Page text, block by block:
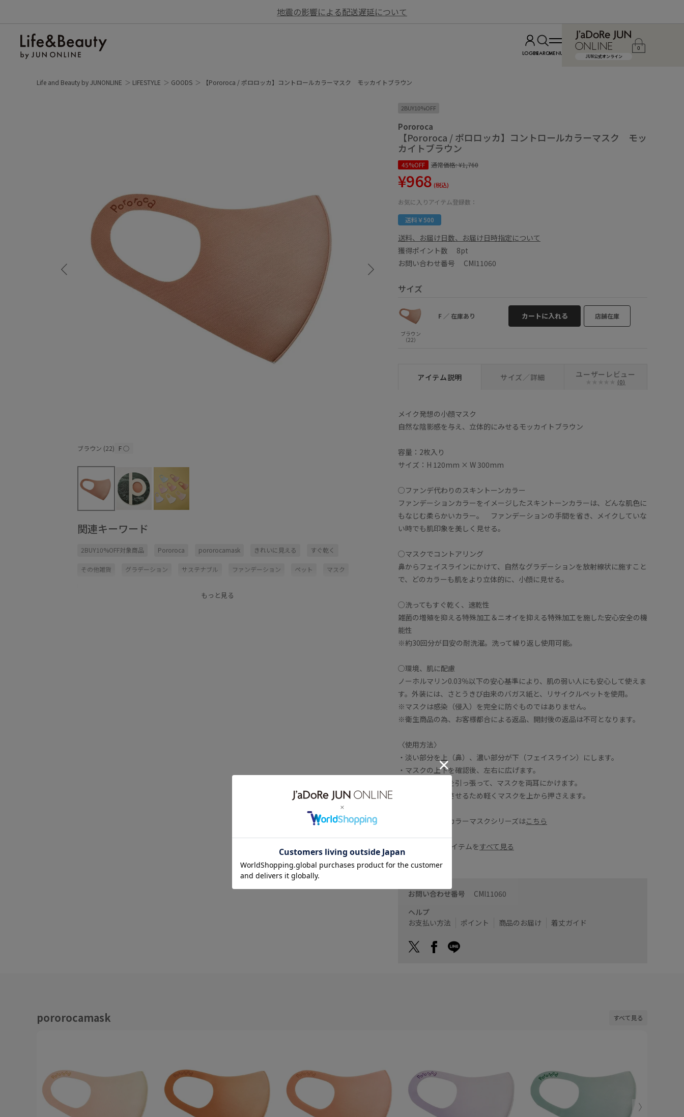
地震の影響による配送遅延について
LOGINSEARCHMENU JUN公式オンライン
0
Life and Beauty by JUNONLINE LIFESTYLE GOODS 【Pororoca / ポロロッカ】コントロールカラーマスク モッカイトブラウン
ブラウン (22) F○
関連キーワード
2BUY10%OFF対象商品 Pororoca pororocamask きれいに見える すぐ乾く
その他雑貨 グラデーション サステナブル ファンデーション ペット マスク
もっと見る
2BUY10%OFF
Pororoca
【Pororoca / ポロロッカ】コントロールカラーマスク モッ
カイトブラウン
45%OFF 通常価格:¥1,760
¥968 (税込)
お気に入りアイテム登録数：
送料￥500
送料、お届け日数、お届け日時指定について
獲得ポイント数 8pt
お問い合わせ番号 CMI11060
サイズ
ブラウン
（22）
F ／ 在庫あり カートに入れる 店舗在庫
アイテム説明 サイズ／詳細 ユーザーレビュー
(0)
メイク発想の小顔マスク
自然な陰影感を与え、立体的にみせるモッカイトブラウン
容量：2枚入り
サイズ：H 120mm × W 300mm
○ファンデ代わりのスキントーンカラー
ファンデーションカラーをイメージしたスキントーンカラーは、どんな肌色に
もなじむ柔らかいカラー。 ファンデーションの手間を省き、メイクしていな
い時でも肌印象を美しく見せる。
○マスクでコントアリング
鼻からフェイスラインにかけて、自然なグラデーションを放射線状に施すこと
で、どのカラーも肌をより立体的に、小顔に見せる。
○洗ってもすぐ乾く、速乾性
雑菌の増殖を抑える特殊加工＆ニオイを抑える特殊加工を施した安心安全の機
能性
※約30回分が目安の耐洗濯。洗って繰り返し使用可能。
○環境、肌に配慮
ノーホルマリン0.03％以下の安心基準により、肌の弱い人にも安心して使えま
す。外装には、さとうきび由来のバガス紙と、リサイクルペットを使用。
※マスクは感染（侵入）を完全に防ぐものではありません。
※衛生商品の為、お客様都合による返品、開封後の返品は不可となります。
〈使用方法〉
・淡い部分を上（鼻）、濃い部分が下（フェイスライン）にします。
・マスクの上下を確認後、左右に広げます。
・耳掛けの部分を引っ張って、マスクを両耳にかけます。
・隙間なく密着させるため軽くマスクを上から押さえます。
■コントロールカラーマスクシリーズはこちら
■Pororocaのアイテムをすべて見る
お問い合わせ番号 CMI11060
ヘルプ
お支払い方法
ポイント 商品のお届け 着丈ガイド
pororocamask すべて見る